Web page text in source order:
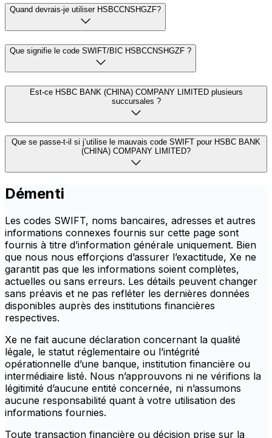
Quand devrais-je utiliser HSBCCNSHGZF?
Que signifie le code SWIFT/BIC HSBCCNSHGZF ?
Est-ce HSBC BANK (CHINA) COMPANY LIMITED plusieurs
succursales ?
Que se passe-t-il si j’utilise le mauvais code SWIFT pour HSBC BANK
(CHINA) COMPANY LIMITED?
Démenti
Les codes SWIFT, noms bancaires, adresses et autres
informations connexes fournis sur cette page sont
fournis à titre d’information générale uniquement. Bien
que nous nous efforçions d’assurer l’exactitude, Xe ne
garantit pas que les informations soient complètes,
actuelles ou sans erreurs. Les détails peuvent changer
sans préavis et ne pas refléter les dernières données
disponibles auprès des institutions financières
respectives.
Xe ne fait aucune déclaration concernant la qualité
légale, le statut réglementaire ou l’intégrité
opérationnelle d’une banque, institution financière ou
intermédiaire listé. Nous n’approuvons ni ne vérifions la
légitimité d’aucune entité concernée, ni n’assumons
aucune responsabilité quant à votre utilisation des
informations fournies.
Toute transaction financière ou décision prise sur la